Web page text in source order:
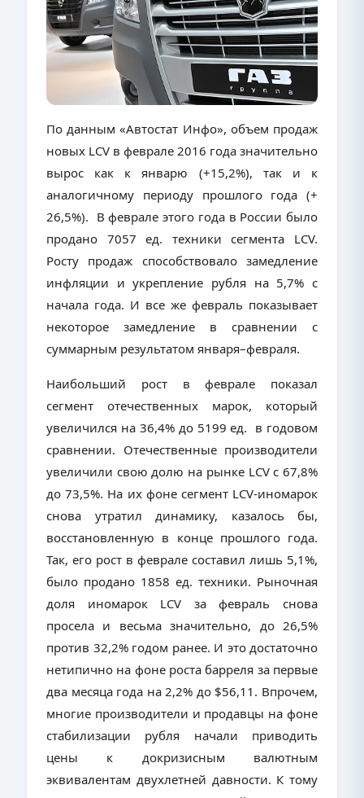
По данным «Автостат Инфо», объем продаж
новых LCV в феврале 2016 года значительно
вырос как к январю (+15,2%), так и к
аналогичному периоду прошлого года (+
26,5%). В феврале этого года в России было
продано 7057 ед. техники сегмента LCV.
Росту продаж способствовало замедление
инфляции и укрепление рубля на 5,7% с
начала года. И все же февраль показывает
некоторое замедление в сравнении с
суммарным результатом января–февраля.
Наибольший рост в феврале показал
сегмент отечественных марок, который
увеличился на 36,4% до 5199 ед. в годовом
сравнении. Отечественные производители
увеличили свою долю на рынке LCVс 67,8%
до 73,5%. На их фоне сегмент LCV-иномарок
снова утратил динамику, казалось бы,
восстановленную в конце прошлого года.
Так, его рост в феврале составил лишь 5,1%,
было продано 1858 ед. техники. Рыночная
доля иномарок LCV за февраль снова
просела и весьма значительно, до 26,5%
против 32,2% годом ранее. И это достаточно
нетипично на фоне роста барреля за первые
два месяца года на 2,2% до $56,11. Впрочем,
многие производители и продавцы на фоне
стабилизации рубля начали приводить
цены к докризисным валютным
эквивалентам двухлетней давности. К тому